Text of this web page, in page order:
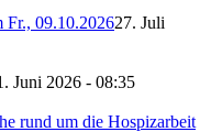
Fr., 09.10.202627. Juli
Juni 2026 - 08:35
rund um die Hospizarbeit